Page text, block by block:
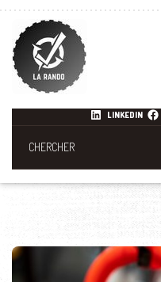
LINKEDIN